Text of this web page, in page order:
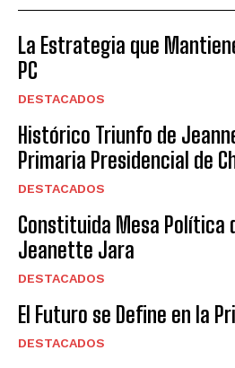
La Estrategia que
PC
DESTACADOS
Histórico Triunfo de
Primaria Presidencial de
DESTACADOS
Constituida Mesa Política
Jeanette Jara
DESTACADOS
El Futuro se Define en la
DESTACADOS